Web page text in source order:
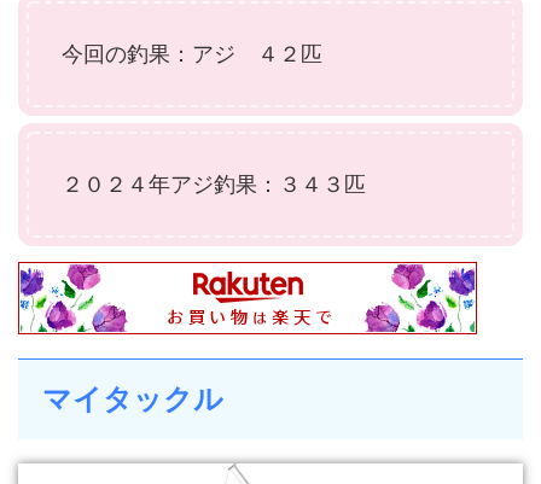
今回の釣果：アジ ４２匹
２０２４年アジ釣果：３４３匹
マイタックル